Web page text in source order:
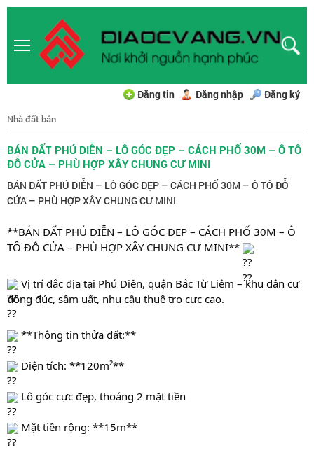
Đăng tin Đăng nhập Đăng ký
Nhà đất bán
BÁN ĐẤT PHÚ DIỄN – LÔ GÓC ĐẸP – CÁCH PHỐ 30M – Ô TÔ
ĐỖ CỬA – PHÙ HỢP XÂY CHUNG CƯ MINI
BÁN ĐẤT PHÚ DIỄN – LÔ GÓC ĐẸP – CÁCH PHỐ 30M – Ô TÔ ĐỖ
CỬA – PHÙ HỢP XÂY CHUNG CƯ MINI
**BÁN ĐẤT PHÚ DIỄN – LÔ GÓC ĐẸP – CÁCH PHỐ 30M – Ô
TÔ ĐỖ CỬA – PHÙ HỢP XÂY CHUNG CƯ MINI**
Vị trí đắc địa tại Phú Diễn, quận Bắc Từ Liêm – khu dân cư
đông đúc, sầm uất, nhu cầu thuê trọ cực cao.
**Thông tin thửa đất:**
Diện tích: **120m²**
Lô góc cực đẹp, thoáng 2 mặt tiền
Mặt tiền rộng: **15m**